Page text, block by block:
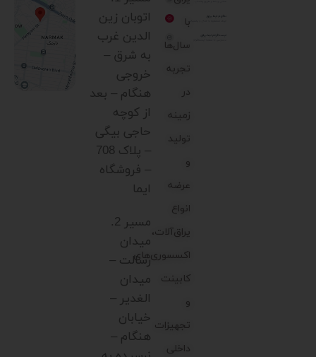
با
سال‌ها
تجربه
در
زمینه
تولید
و
عرضه
انواع
یراق‌آلات،
اکسسوری‌های
کابینت
و
تجهیزات
داخلی
اتوبان زین
الدین غرب
به شرق –
خروجی
هنگام – بعد
از کوچه
حاجی بیگی
– پلاک 708
– فروشگاه
ایما
مسیر 2.
میدان
رسالت –
میدان
الغدیر –
خیابان
هنگام –